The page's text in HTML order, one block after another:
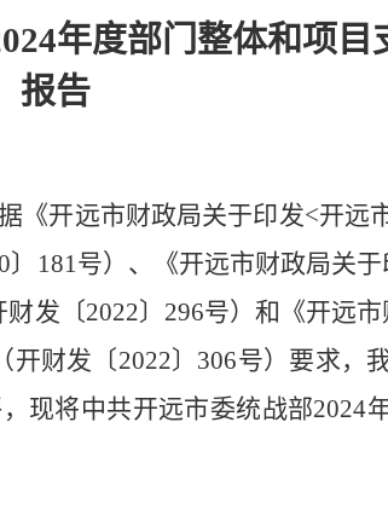
年度部门整体和项目
报告
《开远市财政局关于印发<开远
〕 181号）、《开远市财政局关于
财发〔2022〕 296号）和《开远
开财发〔2022〕 306号） 要求，
现将中共开远市委统战部2024